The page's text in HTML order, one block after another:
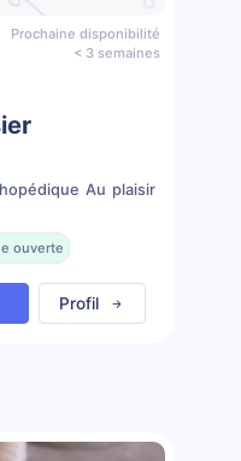
Prochaine disponibilité
< 3 semaines
Au plaisir
ouverte
Profil